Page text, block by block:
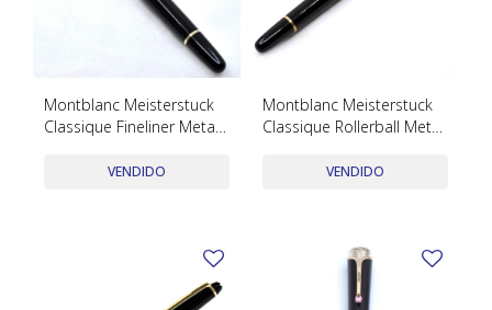
Montblanc Meisterstuck
Classique Fineliner Metal
VENDIDO
Montblanc Meisterstuck
Classique Rollerball Metal
VENDIDO